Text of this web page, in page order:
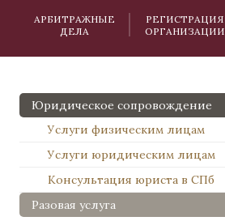
АРБИТРАЖНЫЕ
ДЕЛА
РЕГИСТРАЦИЯ
ОРГАНИЗАЦИИ
Юридическое сопровождение
Услуги физическим лицам
Услуги юридическим лицам
Консультация юриста в СПб
Разовая услуга